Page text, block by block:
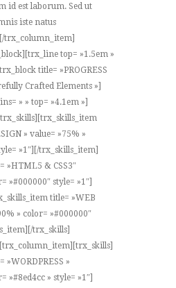
id est laborum. Sed ut
iste natus
trx_column_item]
top= »1.5em »
title= »PROGRESS
Crafted Elements »]
» » top= »4.1em »]
» value= »75% »
»1″][/trx_skills_item]
»HTML5 & CSS3″
»#000000″ style= »1″]
title= »WEB
» color= »#000000″
trx_skills]
»WORDPRESS »
»#8ed4cc » style= »1″]